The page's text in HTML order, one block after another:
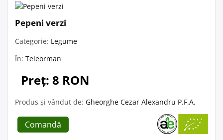
Pepeni verzi
Categorie: Legume
În: Teleorman
Preț: 8 RON
Produs și vândut de: Gheorghe Cezar Alexandru P.F.A.
Comandă